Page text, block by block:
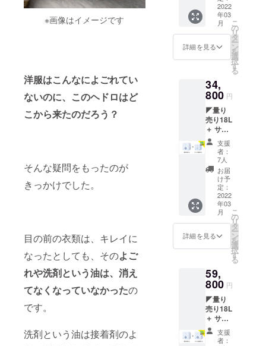
※画像はイメージです
洋服はこんなによごれてい
ないのに、このヘドロはど
こから来たのだろう？
そんな疑問をもったのが
きっかけでした。
目の前の衣類は、キレイに
なったとしても、そのよご
れや洗剤という油は、消え
てなくなっていなかったの
です。
洗剤という油は接着剤のよ
1回分の
サンプ
ル洗剤5
送料無
料 軽く
やす
く、や
わらか
い手触
りの量
り売り
に最適
な半透
明ボト
ルを使
用して
いま
す。 無
香料と
微香
ン
ダー）
用意し
ていま
す。 ボ
トルの
洗剤を
希釈し
てスプ
レーで
をまも
る洗剤
300ml
ボトル
3本
レーボ
トル3本
もる量
り売り
店 紹介
冊子 付
き 1回
分のサ
ンプル
洗剤5個
付き 送
料無料
軽くて
片手で
すく、
やわら
量り売
りに最
適な半
透明ボ
トルを
使用し
ていま
す。 無
料：
1980円
海をま
もる洗
剤
（ラベ
ン
ダー）
：2310
円 希釈
用の空
スプ
レーボ
トル：
440円
【内
容】 海
をまも
る洗剤
300ml
ボトル
5本
レーボ
トル5本
もる量
り売り
店 紹介
冊子 付
き 1回
は、量
り売り
をする
お店の
方のみ
です。
【CAM
特別価
格
70%OF
F】
（総額
48,400
円+α/微
香での
試算）
【内
容】 海
をまも
る洗
剤
ボック
ス5L x
2 (販売
すぐに
始めら
れるス
ター
ター
キット
一式 付
き 量り
2022
年03
月
詳細を見る
こ
の
リ
タ
ー
ン
を
選
択
す
る
34,
800 円
◤量り
売り18L
＋ サン
プル配
布用
5L◢ ※
このエ
ント
リー
は、量
り売り
をする
お店の
方のみ
です。
【CAM
特別価
格
58%OF
F】
（総額
83,600
円+α/微
香での
支援
者：
7人
お届
け予
定：
2022
年03
月
詳細を見る
こ
の
リ
タ
ー
ン
を
選
択
す
る
59,
800 円
◤量り
売り18L
＋ サン
プル配
布用18L
支援
者：